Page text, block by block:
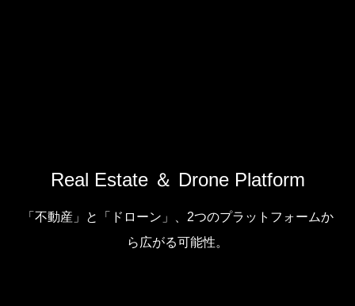
Real Estate ＆ Drone Platform
「不動産」と「ドローン」、2つのプラットフォームか
ら広がる可能性。